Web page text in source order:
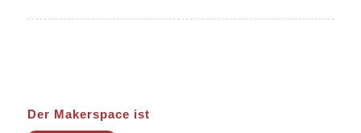
Der Makerspace ist